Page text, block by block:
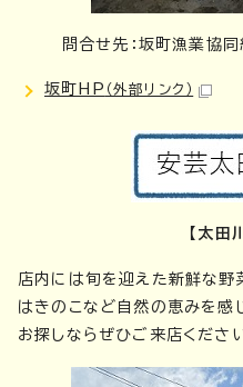
問合せ先：坂町漁業
坂町HP （外部リンク）
【太田
店内には旬を迎えた新鮮な野
はきのこなど自然の恵みを感
お探しならぜひご来店ください